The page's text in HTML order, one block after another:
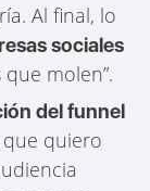
Al final, lo
sociales
molen”.
del funnel
quiero